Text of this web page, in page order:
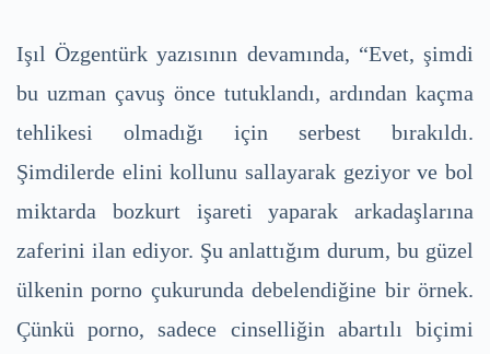
Işıl Özgentürk yazısının devamında, “Evet, şimdi
bu uzman çavuş önce tutuklandı, ardından kaçma
tehlikesi olmadığı için serbest bırakıldı.
Şimdilerde elini kollunu sallayarak geziyor ve bol
miktarda bozkurt işareti yaparak arkadaşlarına
zaferini ilan ediyor. Şu anlattığım durum, bu güzel
ülkenin porno çukurunda debelendiğine bir örnek.
Çünkü porno, sadece cinselliğin abartılı biçimi